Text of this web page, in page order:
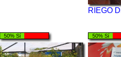
RIEGO
50% Sí 50% Sí